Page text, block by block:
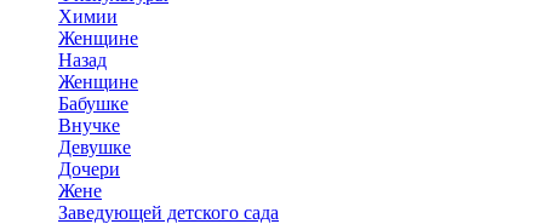
Химии
Женщине
Назад
Женщине
Бабушке
Внучке
Девушке
Дочери
Жене
Заведующей детского сада